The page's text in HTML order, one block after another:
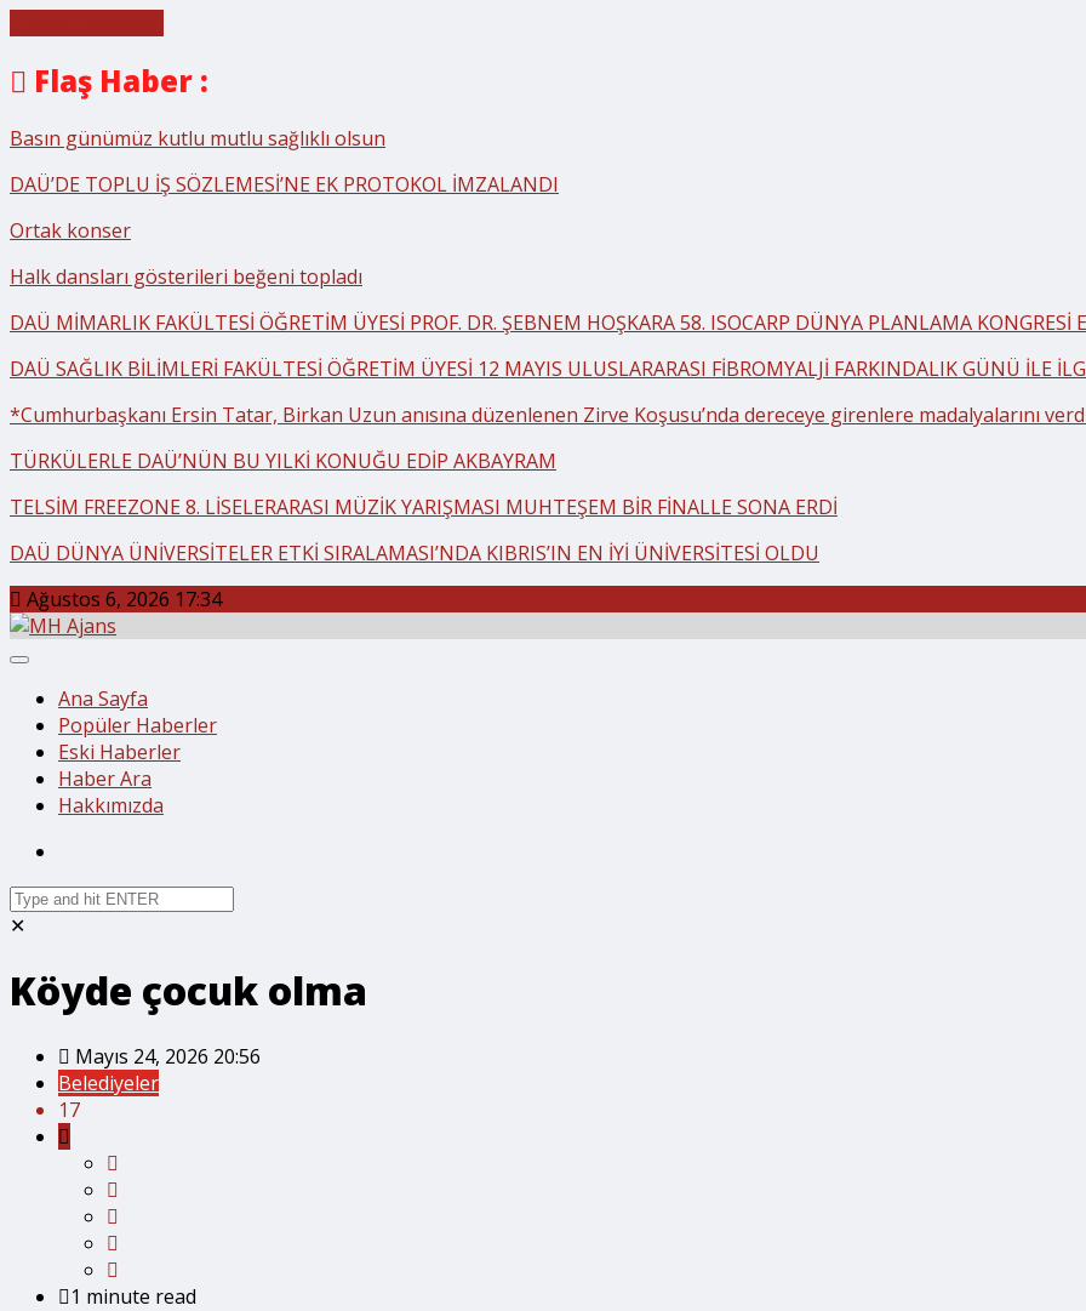
Flaş Haber :
Basın günümüz kutlu mutlu sağlıklı olsun
DAÜ’DE TOPLU İŞ SÖZLEMESİ’NE EK PROTOKOL İMZALANDI
Ortak konser
Halk dansları gösterileri beğeni topladı
DAÜ MİMARLIK FAKÜLTESİ ÖĞRETİM ÜYESİ PROF. DR. ŞEBNEM HOŞKARA 58. ISOCARP DÜNYA PLANLAMA KONGRESİ
DAÜ SAĞLIK BİLİMLERİ FAKÜLTESİ ÖĞRETİM ÜYESİ 12 MAYIS ULUSLARARASI FİBROMYALJİ FARKINDALIK GÜNÜ İLE
*Cumhurbaşkanı Ersin Tatar, Birkan Uzun anısına düzenlenen Zirve Koşusu’nda dereceye girenlere madalyalarını
TÜRKÜLERLE DAÜ’NÜN BU YILKİ KONUĞU EDİP AKBAYRAM
TELSİM FREEZONE 8. LİSELERARASI MÜZİK YARIŞMASI MUHTEŞEM BİR FİNALLE SONA ERDİ
DAÜ DÜNYA ÜNİVERSİTELER ETKİ SIRALAMASI’NDA KIBRIS’IN EN İYİ ÜNİVERSİTESİ OLDU
Ağustos 6, 2026 17:34
Ana Sayfa
Popüler Haberler
Eski Haberler
Haber Ara
Hakkımızda
✕
Köyde çocuk olma
Mayıs 24, 2026 20:56
Belediyeler
17
1 minute read